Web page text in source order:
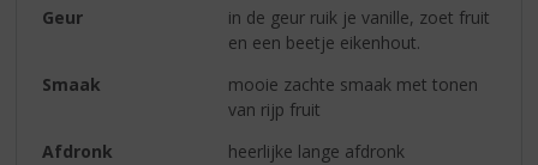
Geur
in de geur ruik je vanille, zoet fruit
en een beetje eikenhout.
Smaak
mooie zachte smaak met tonen
van rijp fruit
Afdronk
heerlijke lange afdronk